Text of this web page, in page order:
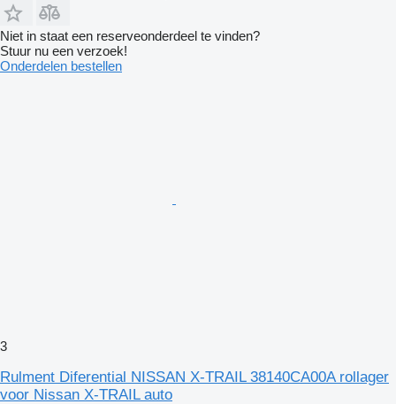
Niet in staat een reserveonderdeel te vinden?
Stuur nu een verzoek!
Onderdelen bestellen
3
Rulment Diferential NISSAN X-TRAIL 38140CA00A rollager
voor Nissan X-TRAIL auto